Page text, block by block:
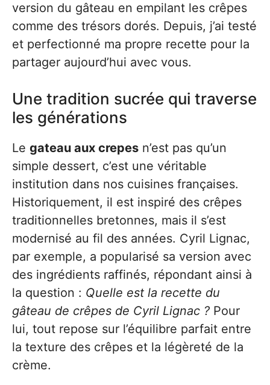
version du gâteau en empilant les crêpes
comme des trésors dorés. Depuis, j’ai testé
et perfectionné ma propre recette pour la
partager aujourd’hui avec vous.
Une tradition sucrée qui traverse
les générations
Le gateau aux crepes n’est pas qu’un
simple dessert, c’est une véritable
institution dans nos cuisines françaises.
Historiquement, il est inspiré des crêpes
traditionnelles bretonnes, mais il s’est
modernisé au fil des années. Cyril Lignac,
par exemple, a popularisé sa version avec
des ingrédients raffinés, répondant ainsi à
la question : Quelle est la recette du
gâteau de crêpes de Cyril Lignac ? Pour
lui, tout repose sur l’équilibre parfait entre
la texture des crêpes et la légèreté de la
crème.